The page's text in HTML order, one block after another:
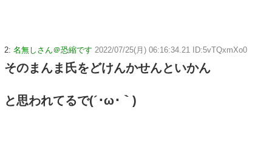
2: 名無しさん＠恐縮です 2022/07/25(月) 06:16:34.21 ID:5vTQxmXo0
そのまんま氏をどけんかせんといかん
と思われてるで(´･ω･｀)